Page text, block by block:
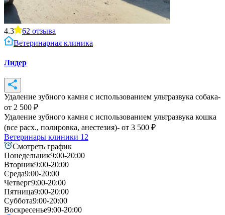
4.3 62 отзыва
Ветеринарная клиника
Лидер
Удаление зубного камня с использованием ультразвука собака-
от 2 500 ₽
Удаление зубного камня с использованием ультразвука кошка
(все расх., полировка, анестезия)- от 3 500 ₽
Ветеринары клиники 12
Смотреть график
Понедельник9:00-20:00
Вторник9:00-20:00
Среда9:00-20:00
Четверг9:00-20:00
Пятница9:00-20:00
Суббота9:00-20:00
Воскресенье9:00-20:00